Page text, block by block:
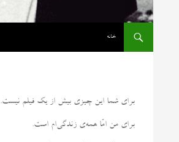
خانه
برای شما این چیزی بیش از یک فیلم نیست.
برای من امّا همه‌ی زندگی‌ام است.